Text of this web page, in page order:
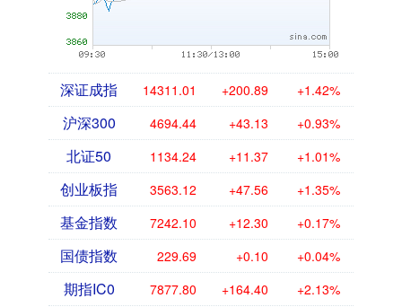
深证成指 14311.01 +200.89 +1.42%
沪深300 4694.44 +43.13 +0.93%
北证50 1134.24 +11.37 +1.01%
创业板指 3563.12 +47.56 +1.35%
基金指数 7242.10 +12.30 +0.17%
国债指数 229.69 +0.10 +0.04%
期指IC0 7877.80 +164.40 +2.13%